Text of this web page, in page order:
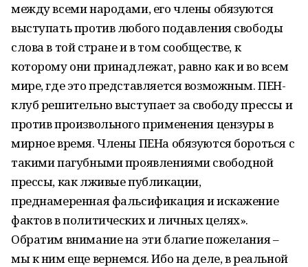
между всеми народами, его члены обязуются
выступать против любого подавления свободы
слова в той стране и в том сообществе, к
которому они принадлежат, равно как и во всем
мире, где это представляется возможным. ПЕН-
клуб решительно выступает за свободу прессы и
против произвольного применения цензуры в
мирное время. Члены ПЕНа обязуются бороться с
такими пагубными проявлениями свободной
прессы, как лживые публикации,
преднамеренная фальсификация и искажение
фактов в политических и личных целях».
Обратим внимание на эти благие пожелания –
мы к ним еще вернемся. Ибо на деле, в реальной